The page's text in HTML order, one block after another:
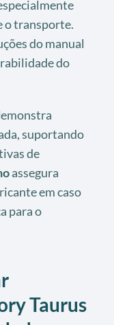
o transporte.
do manual
do
suportando
de
assegura
em caso
para o
Taurus